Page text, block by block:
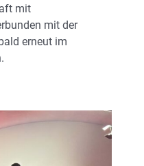
mit
mit der
erneut im